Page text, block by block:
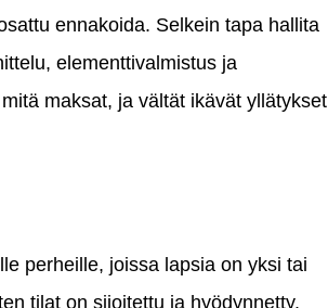
ennakoida. Selkein tapa hallita
elementtivalmistus ja
maksat, ja vältät ikävät yllätykset
perheille, joissa lapsia on yksi tai
tilat on sijoitettu ja hyödynnetty.